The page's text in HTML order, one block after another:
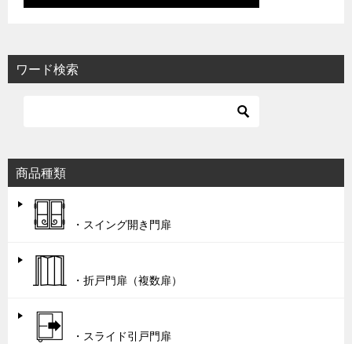
ワード検索
商品種類
・スイング開き門扉
・折戸門扉（複数扉）
・スライド引戸門扉